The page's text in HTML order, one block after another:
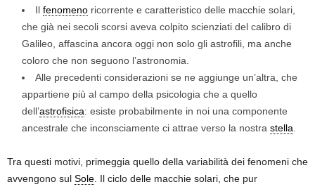
Il fenomeno ricorrente e caratteristico delle macchie solari,
che già nei secoli scorsi aveva colpito scienziati del calibro di
Galileo, affascina ancora oggi non solo gli astrofili, ma anche
coloro che non seguono l’astronomia.
Alle precedenti considerazioni se ne aggiunge un’altra, che
appartiene più al campo della psicologia che a quello
dell’astrofisica: esiste probabilmente in noi una componente
ancestrale che inconsciamente ci attrae verso la nostra stella
Tra questi motivi, primeggia quello della variabilità dei fenomeni che
avvengono sul Sole . Il ciclo delle macchie solari, che pur